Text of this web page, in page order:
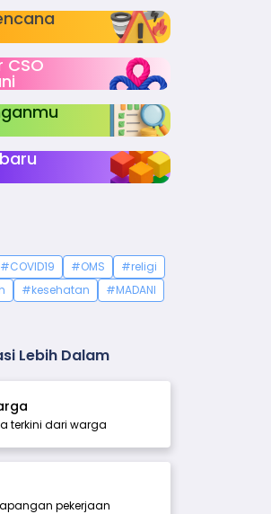
CSO
#COVID19 #OMS
#religi
#kesehatan #MADANI
Lebih Dalam
terkini dari warga
pekerjaan